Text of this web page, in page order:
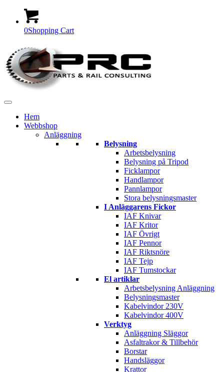
0Shopping Cart
Hem
Webbshop
Anläggning
Belysning
Arbetsbelysning
Belysning på Tripod
Ficklampor
Handlampor
Pannlampor
Stora belysningsmaster
I Anläggarens Fickor
IAF Knivar
IAF Kritor
IAF Övrigt
IAF Pennor
IAF Riktsnöre
IAF Tejp
IAF Tumstockar
El artiklar
Arbetsbelysning Anläggning
Belysningsmaster
Kabelvindor 230V
Kabelvindor 400V
Verktyg
Anläggning Släggor
Asfaltrakor & Tillbehör
Borstar
Handsläggor
Krattor